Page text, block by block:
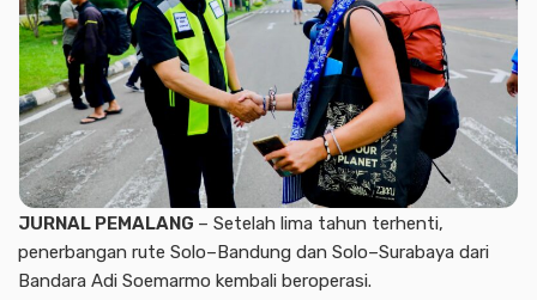
JURNAL PEMALANG – Setelah lima tahun terhenti,
penerbangan rute Solo–Bandung dan Solo–Surabaya dari
Bandara Adi Soemarmo kembali beroperasi.